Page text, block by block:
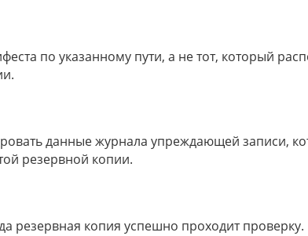
по указанному пути, а не тот, который
данные журнала упреждающей записи,
резервной копии.
резервная копия успешно проходит проверку.